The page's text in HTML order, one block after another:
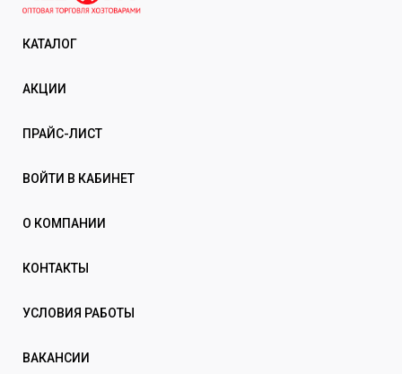
КАТАЛОГ
АКЦИИ
ПРАЙС-ЛИСТ
ВОЙТИ В КАБИНЕТ
О КОМПАНИИ
КОНТАКТЫ
УСЛОВИЯ РАБОТЫ
ВАКАНСИИ